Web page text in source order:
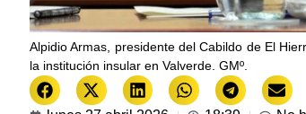
Alpidio Armas, presidente del Cabildo de El
la institución insular en Valverde. GMº.